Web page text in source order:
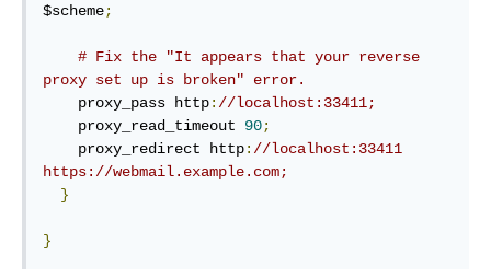
$scheme;
# Fix the "It appears that your reverse
proxy set up is broken" error.
    proxy_pass http
: //localhost:33411;
    proxy_read_timeout
90;
    proxy_redirect http
: //localhost:33411
https://webmail.example.com;
}
}